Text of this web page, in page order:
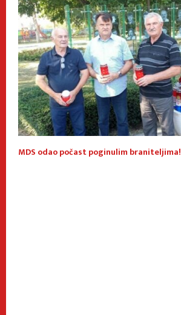
MDS odao počast poginulim braniteljima!